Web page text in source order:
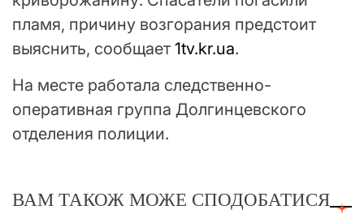
пламя, причину возгорания предстоит
выяснить, сообщает 1tv.kr.ua.
На месте работала следственно-
оперативная группа Долгинцевского
отделения полиции.
ВАМ ТАКОЖ МОЖЕ СПОДОБАТИСЯ